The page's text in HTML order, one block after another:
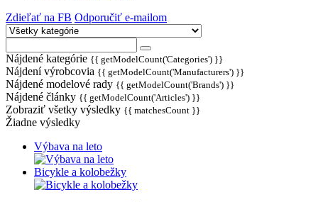
Zdieľať na FB Odporučiť e-mailom
Nájdené kategórie {{ getModelCount('Categories') }}
Nájdení výrobcovia {{ getModelCount('Manufacturers') }}
Nájdené modelové rady {{ getModelCount('Brands') }}
Nájdené články {{ getModelCount('Articles') }}
Zobraziť všetky výsledky {{ matchesCount }}
Žiadne výsledky
Výbava na leto
Bicykle a kolobežky